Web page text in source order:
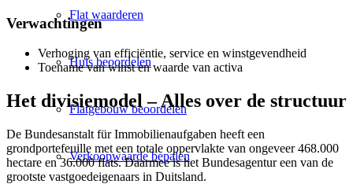
Flat waarderen
Huis beoordelen
Flatgebouw beoordelen
Verkoopwaarde bepalen
Verwachtingen
Verhoging van efficiëntie, service en winstgevendheid
Toename van winst en waarde van activa
Het divisiemodel – Alles over de structuur
De Bundesanstalt für Immobilienaufgaben heeft een
grondportefeuille met een totale oppervlakte van ongeveer 468.000
hectare en 36.000 flats. Daarmee is het Bundesagentur een van de
grootste vastgoedeigenaars in Duitsland.